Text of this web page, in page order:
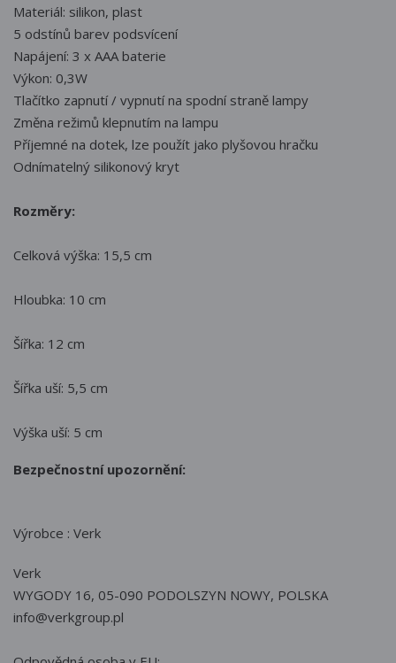
Materiál: silikon, plast
5 odstínů barev podsvícení
Napájení: 3 x AAA baterie
Výkon: 0,3W
Tlačítko zapnutí / vypnutí na spodní straně lampy
Změna režimů klepnutím na lampu
Příjemné na dotek, lze použít jako plyšovou hračku
Odnímatelný silikonový kryt
Rozměry:
Celková výška: 15,5 cm
Hloubka: 10 cm
Šířka: 12 cm
Šířka uší: 5,5 cm
Výška uší: 5 cm
Bezpečnostní upozornění:
Výrobce : Verk
Verk
WYGODY 16, 05-090 PODOLSZYN NOWY, POLSKA
info@verkgroup.pl